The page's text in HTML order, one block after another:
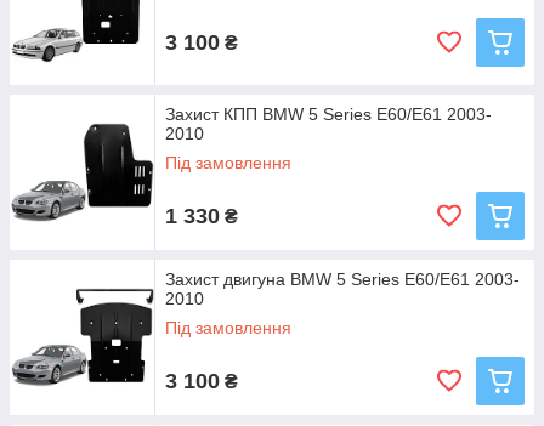
3 100 ₴
Захист КПП BMW 5 Series E60/E61 2003-
2010
Під замовлення
1 330 ₴
Захист двигуна BMW 5 Series E60/E61 2003-
2010
Під замовлення
3 100 ₴